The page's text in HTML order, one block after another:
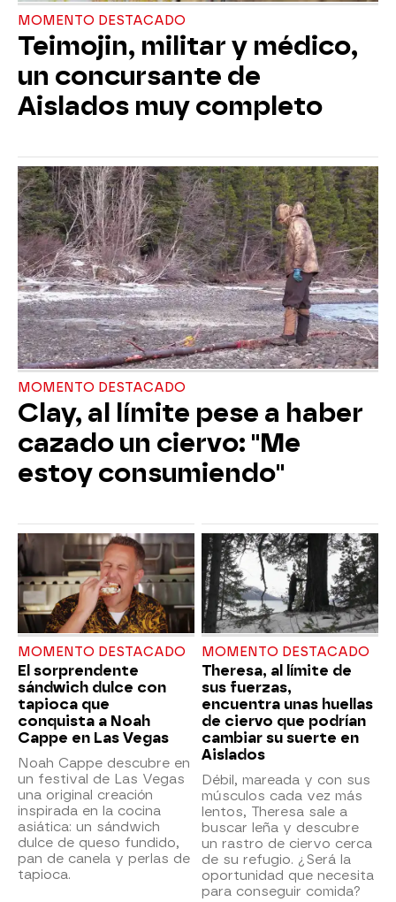
MOMENTO DESTACADO
Teimojin, militar y médico,
un concursante de
Aislados muy completo
MOMENTO DESTACADO
Clay, al límite pese a haber
cazado un ciervo: "Me
estoy consumiendo"
MOMENTO DESTACADO
El sorprendente
sándwich dulce con
tapioca que
conquista a Noah
Cappe en Las Vegas
Noah Cappe descubre en
un festival de Las Vegas
una original creación
inspirada en la cocina
asiática: un sándwich
dulce de queso fundido,
pan de canela y perlas de
tapioca.
MOMENTO DESTACADO
Theresa, al límite de
sus fuerzas,
encuentra unas huellas
de ciervo que podrían
cambiar su suerte en
Aislados
Débil, mareada y con sus
músculos cada vez más
lentos, Theresa sale a
buscar leña y descubre
un rastro de ciervo cerca
de su refugio. ¿Será la
oportunidad que necesita
para conseguir comida?